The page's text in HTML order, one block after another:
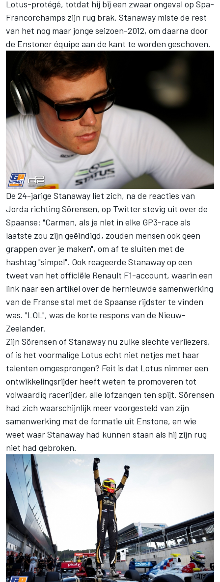
Lotus-protégé, totdat hij bij een zwaar ongeval op Spa-
Francorchamps zijn rug brak. Stanaway miste de rest
van het nog maar jonge seizoen-2012, om daarna door
de Enstoner équipe aan de kant te worden geschoven.
De 24-jarige Stanaway liet zich, na de reacties van
Jorda richting Sörensen, op Twitter stevig uit over de
Spaanse: "Carmen, als je niet in elke GP3-race als
laatste zou zijn geëindigd, zouden mensen ook geen
grappen over je maken", om af te sluiten met de
hashtag "simpel". Ook reageerde Stanaway op een
tweet van het officiële Renault F1-account, waarin een
link naar een artikel over de hernieuwde samenwerking
van de Franse stal met de Spaanse rijdster te vinden
was. "LOL", was de korte respons van de Nieuw-
Zeelander.
Zijn Sörensen of Stanaway nu zulke slechte verliezers,
of is het voormalige Lotus echt niet netjes met haar
talenten omgesprongen? Feit is dat Lotus nimmer een
ontwikkelingsrijder heeft weten te promoveren tot
volwaardig racerijder, alle lofzangen ten spijt. Sörensen
had zich waarschijnlijk meer voorgesteld van zijn
samenwerking met de formatie uit Enstone, en wie
weet waar Stanaway had kunnen staan als hij zijn rug
niet had gebroken.